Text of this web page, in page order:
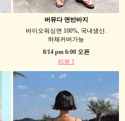
버뮤다 면반바지
바이오워싱면 100%, 국내생산.
하체커버가능
8/14 pm 6:00 오픈
리뷰 1